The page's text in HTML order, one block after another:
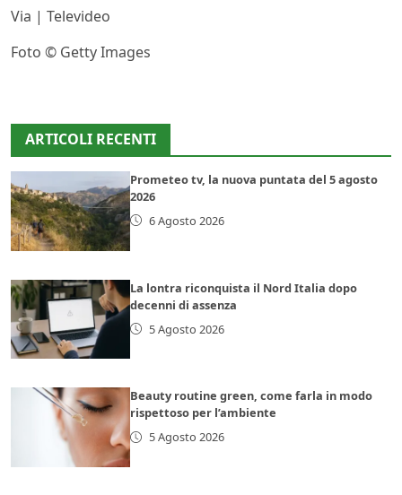
Via | Televideo
Foto © Getty Images
ARTICOLI RECENTI
Prometeo tv, la nuova puntata del 5 agosto
2026
6 Agosto 2026
La lontra riconquista il Nord Italia dopo
decenni di assenza
5 Agosto 2026
Beauty routine green, come farla in modo
rispettoso per l’ambiente
5 Agosto 2026